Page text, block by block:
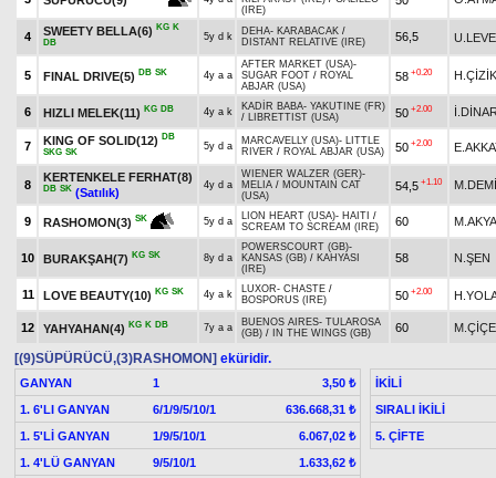
(IRE)
4 SWEETY BELLA(6) KG K
DB
5y d k DEHA- KARABACAK /
DISTANT RELATIVE (IRE)
56,5
5 FINAL DRIVE(5) DB SK 4y a a
AFTER MARKET (USA)-
SUGAR FOOT / ROYAL
ABJAR (USA)
58 +0.20 H.ÇİZİK
6 HIZLI MELEK(11) KG DB 4y a k KADİR BABA- YAKUTINE (FR)
/ LIBRETTIST (USA) 50 +2.00
7 KING OF SOLID(12) DB
SKG SK
5y d a MARCAVELLY (USA)- LITTLE
RIVER / ROYAL ABJAR (USA) 50 +2.00
8
KERTENKELE FERHAT(8)
DB SK (Satılık)
4y d a
WIENER WALZER (GER)-
MELIA / MOUNTAIN CAT
(USA)
54,5 +1.10
9 RASHOMON(3) SK 5y d a LION HEART (USA)- HAITI /
SCREAM TO SCREAM (IRE)
60
10 BURAKŞAH(7) KG SK 8y d a
POWERSCOURT (GB)-
KANSAS (GB) / KAHYASI
(IRE)
58 N.ŞEN
11 LOVE BEAUTY(10) KG SK 4y a k LUXOR- CHASTE /
BOSPORUS (IRE)
50 +2.00
12 YAHYAHAN(4) KG K DB 7y a a BUENOS AIRES- TULAROSA
(GB) / IN THE WINGS (GB) 60
[(9)SÜPÜRÜCÜ,(3)RASHOMON] eküridir.
GANYAN 1
3,50 ₺
1. 6'LI GANYAN
6/1/9/5/10/1
636.668,31 ₺
1. 5'Lİ GANYAN
1/9/5/10/1
6.067,02 ₺
1. 4'LÜ GANYAN
9/5/10/1
1.633,62 ₺
İKİLİ
SIRALI İKİLİ
5. ÇİFTE